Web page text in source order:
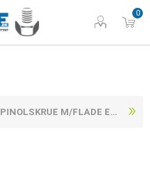
0
PINOLSKRUE M/FLADE ENDE ISO 4026 UBEHANDLET STÅL 45 H M6X18 (200 STK)